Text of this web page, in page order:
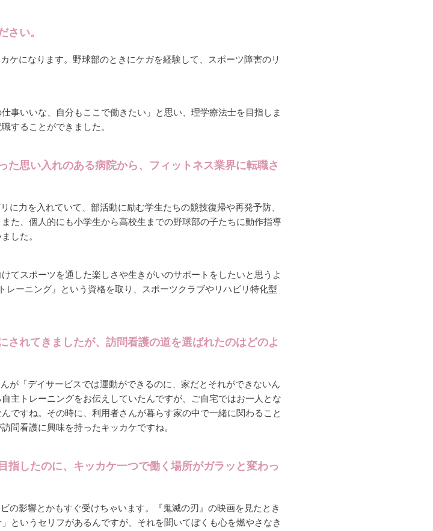
さい。
ケになります。野球部のときにケガを経験して、スポーツ障害のリ
事いいな、自分もここで働きたい」と思い、理学療法士を目指しま
することができました。
思い入れのある病院から、フィットネス業界に転職さ
に力を入れていて、部活動に励む学生たちの競技復帰や再発予防、
た、個人的にも小学生から高校生までの野球部の子たちに動作指導
した。
てスポーツを通した楽しさや生きがいのサポートをしたいと思うよ
ーニング』という資格を取り、スポーツクラブやリハビリ特化型
れてきましたが、訪問看護の道を選ばれたのはどのよ
が「デイサービスでは運動ができるのに、家だとそれができないん
主トレーニングをお伝えしていたんですが、ご自宅ではお一人とな
ですね。その時に、利用者さんが暮らす家の中で一緒に関わること
問看護に興味を持ったキッカケですね。
したのに、キッカケ一つで働く場所がガラッと変わっ
の影響とかもすぐ受けちゃいます。『鬼滅の刃』の映画を見たとき
というセリフがあるんですが、それを聞いてぼくも心を燃やさなき